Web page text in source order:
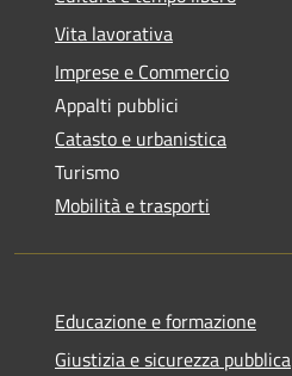
Vita lavorativa
Imprese e Commercio
Appalti pubblici
Catasto e urbanistica
Turismo
Mobilità e trasporti
Educazione e formazione
Giustizia e sicurezza pubblica